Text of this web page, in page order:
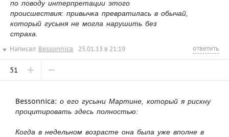
по поводу интерпретации этого
происшествия: привычка превратилась в обычай,
который гусыня не могла нарушить без
страха.
Написал Bessonnica 25.01.13 в 21:19 ответить
51
Bessonnica: о его гусыни Мартине, который я рискну
процитировать здесь полностью:
Когда в недельном возрасте она была уже вполне в